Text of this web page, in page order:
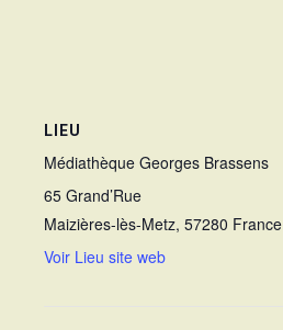
LIEU
Médiathèque Georges Brassens
65 Grand’Rue
Maizières-lès-Metz, 57280 France
Voir Lieu site web